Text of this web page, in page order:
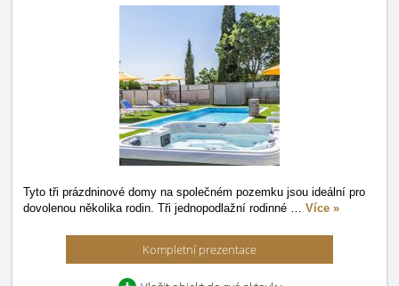
Tyto tři prázdninové domy na společném pozemku jsou ideální pro
dovolenou několika rodin. Tři jednopodlažní rodinné … Více »
Kompletní prezentace